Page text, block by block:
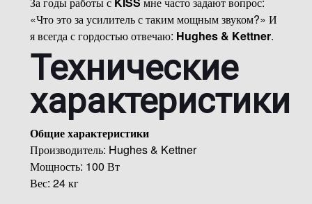
«Что это за усилитель с таким мощным звуком?» И
я всегда с гордостью отвечаю: Hughes & Kettner.
Технические
характеристики
Общие характеристики
Производитель: Hughes & Kettner
Мощность: 100 Вт
Вес: 24 кг